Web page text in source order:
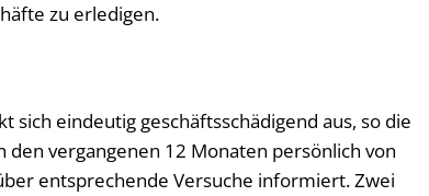
zu erledigen.
sich eindeutig geschäftsschädigend aus, so die
vergangenen 12 Monaten persönlich von
entsprechende Versuche informiert. Zwei